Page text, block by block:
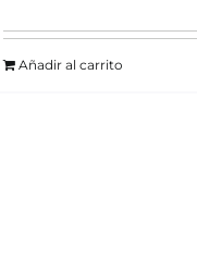
Añadir al carrito